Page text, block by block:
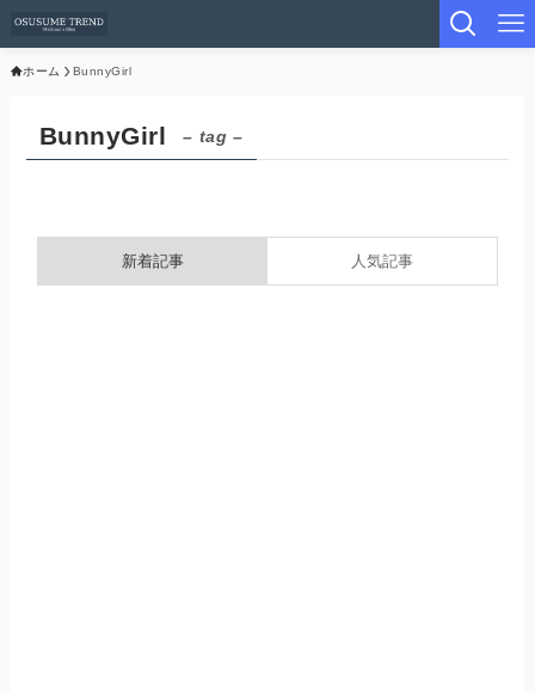
ホーム BunnyGirl
BunnyGirl – tag –
新着記事 人気記事